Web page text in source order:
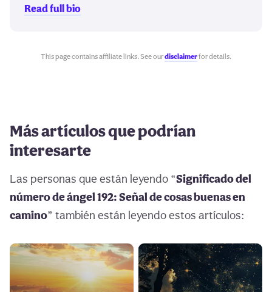
Read full bio
This page contains affiliate links. See ourdisclaimerfor details.
Más artículos que podrían
interesarte
Las personas que están leyendo “Significado del
número de ángel 192: Señal de cosas buenas en
camino” también están leyendo estos artículos: